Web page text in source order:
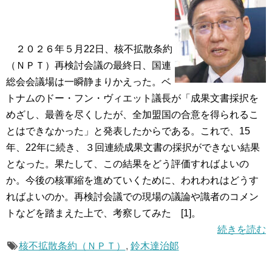
２０２６年５月22日、核不拡散条約
（ＮＰＴ）再検討会議の最終日、国連
総会会議場は一瞬静まりかえった。ベ
トナムのドー・フン・ヴィエット議長が「成果文書採択を
めざし、最善を尽くしたが、全加盟国の合意を得られるこ
とはできなかった」と発表したからである。これで、15
年、22年に続き、３回連続成果文書の採択ができない結果
となった。果たして、この結果をどう評価すればよいの
か。今後の核軍縮を進めていくために、われわれはどうす
ればよいのか。再検討会議での現場の議論や識者のコメン
トなどを踏まえた上で、考察してみた [1]。
続きを読む
核不拡散条約（ＮＰＴ） , 鈴木達治郞